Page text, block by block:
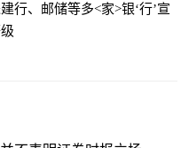
建行、邮储等多<家>银‘行’宣